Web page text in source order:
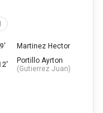
9' Martinez Hector
Portillo Ayrton
(Gutierrez Juan)